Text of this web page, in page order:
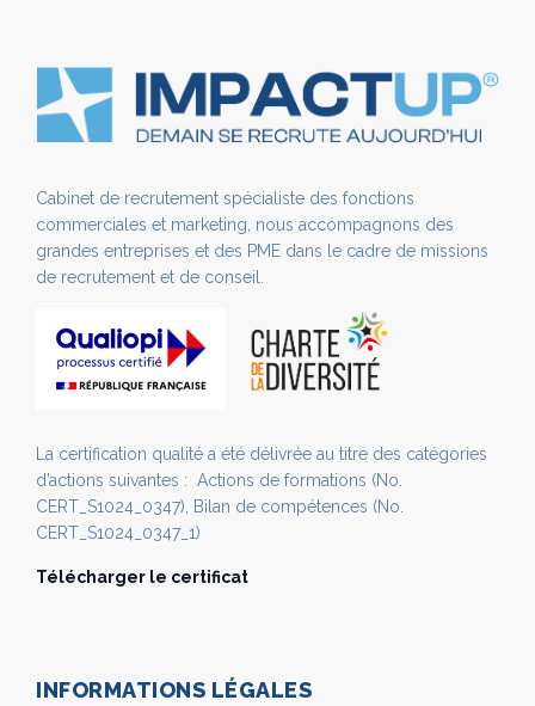
Cabinet de recrutement spécialiste des fonctions
commerciales et marketing, nous accompagnons des
grandes entreprises et des PME dans le cadre de missions
de recrutement et de conseil.
La certification qualité a été délivrée au titre des catégories
d’actions suivantes : Actions de formations (No.
CERT_S1024_0347), Bilan de compétences (No.
CERT_S1024_0347_1)
Télécharger le certificat
INFORMATIONS LÉGALES